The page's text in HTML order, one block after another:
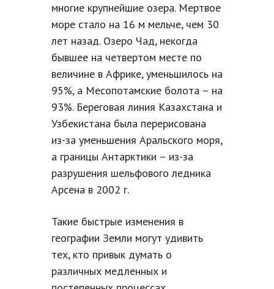
многие крупнейшие озера. Мертвое
море стало на 16 м мельче, чем 30
лет назад. Озеро Чад, некогда
бывшее на четвертом месте по
величине в Африке, уменьшилось на
95%, а Месопотамские болота – на
93%. Береговая линия Казахстана и
Узбекистана была перерисована
из-за уменьшения Аральского моря,
а границы Антарктики – из-за
разрушения шельфового ледника
Арсена в 2002 г.
Такие быстрые изменения в
географии Земли могут удивить
тех, кто привык думать о
различных медленных и